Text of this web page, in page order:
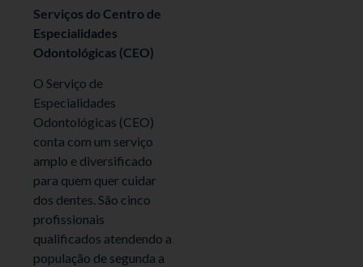
Serviços do Centro de
Especialidades
Odontológicas (CEO)
O Serviço de
Especialidades
Odontológicas (CEO)
conta com um serviço
amplo e diversificado
para quem quer cuidar
dos dentes. São cinco
profissionais
qualificados atendendo a
população de segunda a